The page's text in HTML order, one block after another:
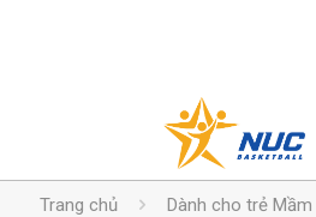
Trang chủ Dành cho trẻ Mầm